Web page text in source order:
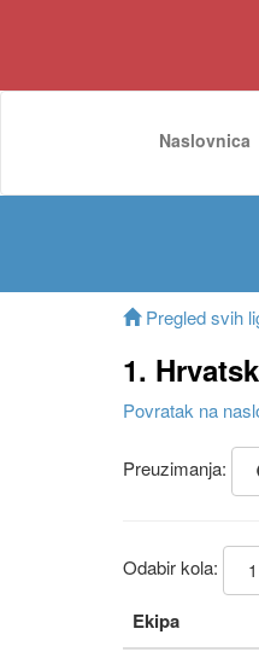
Naslovnica
Pregled svih
1.
Povratak na
Preuzimanja:
Odabir kola: 1
Ekipa